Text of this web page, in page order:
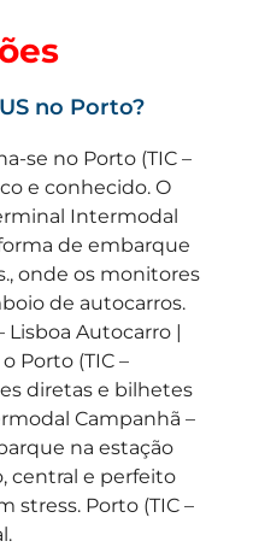
no Porto?
se no Porto (TIC –
e conhecido. O
Intermodal
de embarque
onde os monitores
de autocarros.
Lisboa Autocarro |
Porto (TIC –
diretas e bilhetes
Campanhã –
na estação
central e perfeito
stress. Porto (TIC –